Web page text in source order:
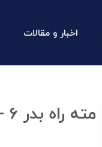
اخبار و مقالات
مته راه بدر 6 - بلند L